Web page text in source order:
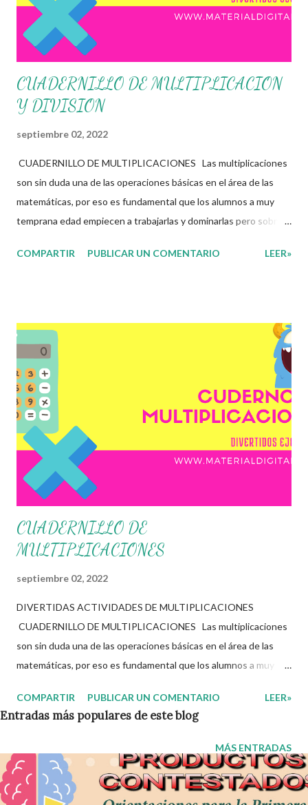
cada grupo. Gracias infinitas a todos ustedes por apoyar este
espacio educativo ya que es...
CUADERNILLO DE MULTIPLICACION
Y DIVISION
septiembre 02, 2022
CUADERNILLO DE MULTIPLICACIONES Las multiplicaciones
son sin duda una de las operaciones básicas en el área de las
matemáticas, por eso es fundamental que los alumnos a muy
temprana edad empiecen a trabajarlas y dominarlas pero sobre
alguna sin ellas el alumno no podrá avanzar en los diferentes
donde los alumnos aprenderán, repasaran y se divertirán
mientras trabajan, no obstante no debemos olvidar que estos
solo son unos materiales de apoyo a su trabajo docente y los
que deciden que materiales son los adecuados para satisfacer o
atender las necesidades de sus alumnos son los docentes de
cada grupo. Gracias infinitas a todos ustedes por apoyar este
espacio educativo ya que es un detonante para seguir con este
pro...
COMPARTIR PUBLICAR UN COMENTARIO LEER»
CUADERNILLO DE
MULTIPLICACIONES
septiembre 02, 2022
DIVERTIDAS ACTIVIDADES DE MULTIPLICACIONES
CUADERNILLO DE MULTIPLICACIONES Las multiplicaciones
son sin duda una de las operaciones básicas en el área de las
matemáticas, por eso es fundamental que los alumnos a muy
todo que las disfruten, esto es muy importante ya que sin duda
alguna sin ellas el alumno no podrá avanzar en los diferentes
aprendizajes dentro de las matemáticas. Para esto tenemos una
solución, los siguientes cuadernillos de trabajo nos permitirán
trabajar de una manera mas entretenida con las multiplicaciones,
donde los alumnos aprenderán, repasaran y se divertirán
COMPARTIR PUBLICAR UN COMENTARIO LEER»
MÁS ENTRADAS
Entradas más populares de este blog